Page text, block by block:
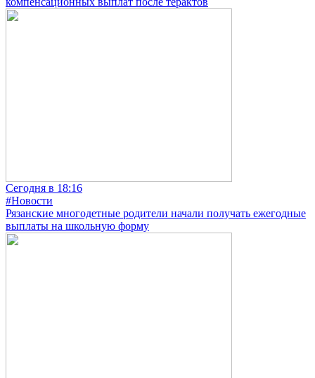
Сегодня в 18:16
#Новости
Рязанские многодетные родители начали получать ежегодные
выплаты на школьную форму